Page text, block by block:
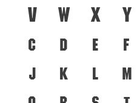
V
W X Y
c
d e f
j
k l m